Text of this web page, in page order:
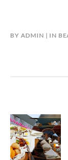
BY ADMIN IN
แนะแนว
เรื่อง
Previous
post: